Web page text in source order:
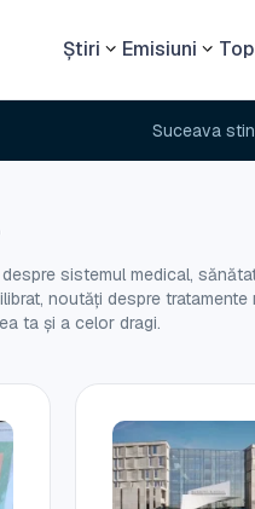
Știri Emisiuni
Suceava stinge
sistemul medical,
noutăți despre
ta și a celor dragi.